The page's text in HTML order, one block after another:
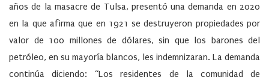
años de la masacre de Tulsa, presentó una demanda en 2020
en la que afirma que en 1921 se destruyeron propiedades por
valor de 100 millones de dólares, sin que los barones del
petróleo, en su mayoría blancos, les indemnizaran. La demanda
continúa diciendo: “Los residentes de la comunidad de